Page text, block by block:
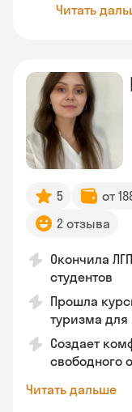
Читать
5 от
2 отзыва
Окончила
студентов
Прошла
туризма для
Создает
свободного
Читать дальше